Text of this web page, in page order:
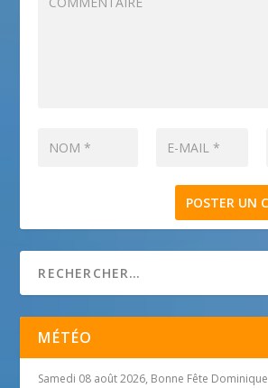
MÉTÉO
Samedi 08 août 2026, Bonne Fête Dominique